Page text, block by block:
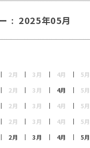
: 2025年05月
2月 3月 4月 5月
2月 3月 4月 5月
2月 3月 4月 5月
2月 3月 4月 5月
2月 3月 4月 5月